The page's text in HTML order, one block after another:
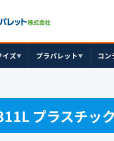
イズ▼ プラパレット▼ コン
プラスチッ